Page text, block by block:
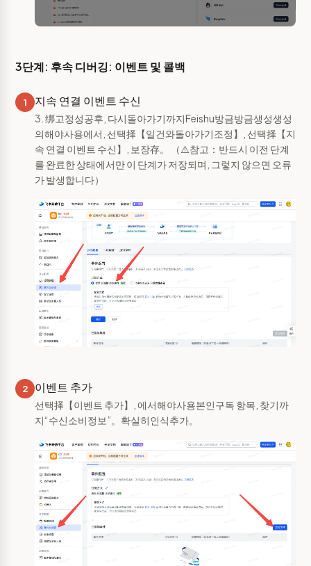
3단계: 후속 디버깅: 이벤트 및 콜백
1 지속 연결 이벤트 수신
3. 绑고정성공후, 다시돌아가기까지Feishu방금방금생성생성
의해야사용에서, 선택择【일건와돌아가기조정】, 선택择【지
속 연결 이벤트 수신】, 보장存。 （⚠️참고：반드시 이전 단계
를 완료한 상태에서만 이 단계가 저장되며, 그렇지 않으면 오류
가 발생합니다）
2 이벤트 추가
선택择【이벤트 추가】, 에서해야사용본인구독 항목, 찾기까
지“수신소비정보”。확실히인식추가。